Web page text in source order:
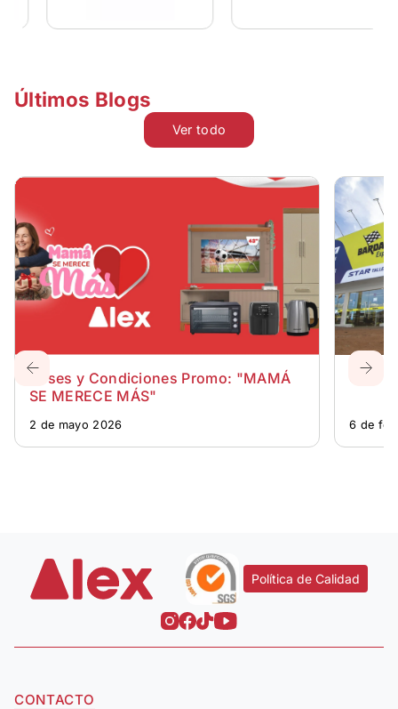
Últimos Blogs
Ver todo
Bases y Condiciones Promo: "MAMÁ
SE MERECE MÁS"
2 de mayo 2026 6 de
Política de Calidad
CONTACTO